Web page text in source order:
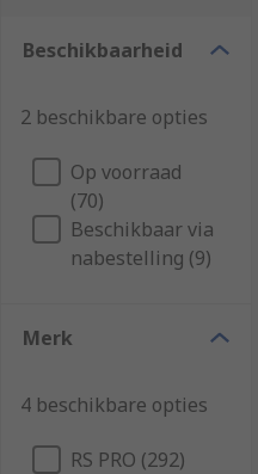
Beschikbaarheid
2 beschikbare opties
Op voorraad
(70)
Beschikbaar via
nabestelling (9)
Merk
4 beschikbare opties
RS PRO (292)